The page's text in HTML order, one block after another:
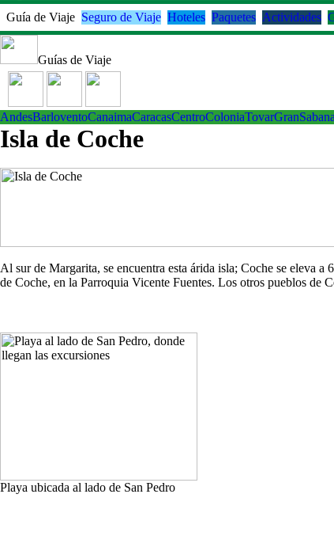
Guía de Viaje Seguro de Viaje Hoteles Paquetes Actividades
Guías de Viaje
AndesBarloventoCanaimaCaracasCentroColoniaTovarGranSabana
Isla de Coche
Al sur de Margarita, se encuentra esta árida isla; Coche se eleva
de Coche, en la Parroquia Vicente Fuentes. Los otros pueblos
Playa ubicada al lado de San Pedro